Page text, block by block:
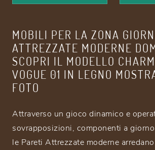
MOBILI PER LA ZONA
ATTREZZATE MODERNE
SCOPRI IL MODELLO
VOGUE 01 IN LEGNO
FOTO
Attraverso un gioco dinamico e
sovrapposizioni, componenti a
le Pareti Attrezzate moderne